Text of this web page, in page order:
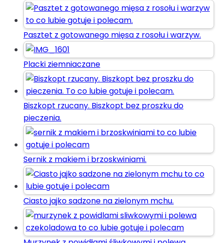
Pasztet z gotowanego mięsa z rosołu i warzyw.
Placki ziemniaczane
Biszkopt rzucany. Biszkopt bez proszku do
pieczenia.
Sernik z makiem i brzoskwiniami.
Ciasto jajko sadzone na zielonym mchu.